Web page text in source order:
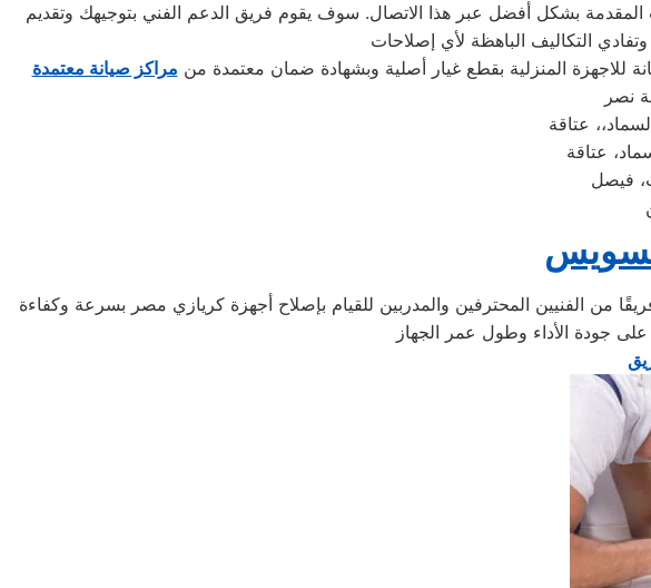
المقدمة بشكل أفضل عبر هذا الاتصال. سوف يقوم فريق الدعم الفني بتوجيهك وتقديم
المنزلية بقطع غيار أصلية وبشهادة ضمان معتمدة من مراكز صيانة معتمدة
نصر
عتاقة
فيصل
من الفنيين المحترفين والمدربين للقيام بإصلاح أجهزة كريازي مصر بسرعة وكفاءة